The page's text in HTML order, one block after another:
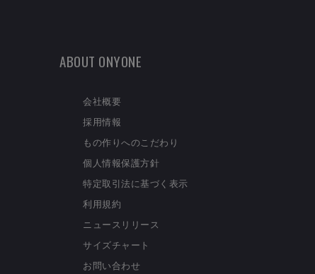
ABOUT ONYONE
会社概要
採用情報
もの作りへのこだわり
個人情報保護方針
特定取引法に基づく表示
利用規約
ニュースリリース
サイズチャート
お問い合わせ